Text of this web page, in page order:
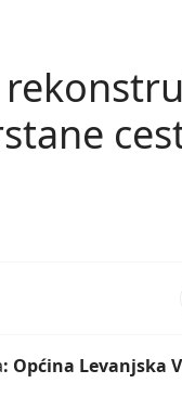
: Općina Levanjska